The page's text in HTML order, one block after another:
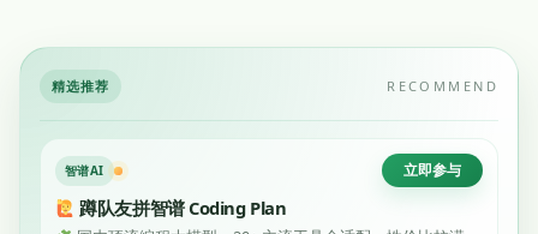
精选推荐 RECOMMEND
智谱AI 立即参与
蹲队友拼智谱 Coding Plan